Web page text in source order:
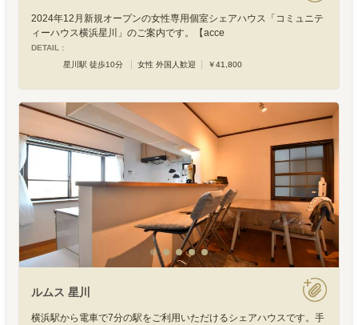
2024年12月新規オープンの女性専用個室シェアハウス「コミュニテ
ィーハウス横浜星川」のご案内です。【acce
DETAIL :
星川駅 徒歩10分
女性 外国人歓迎 ￥41,800
ルムス 星川
横浜駅から電車で7分の駅をご利用いただけるシェアハウスです。手